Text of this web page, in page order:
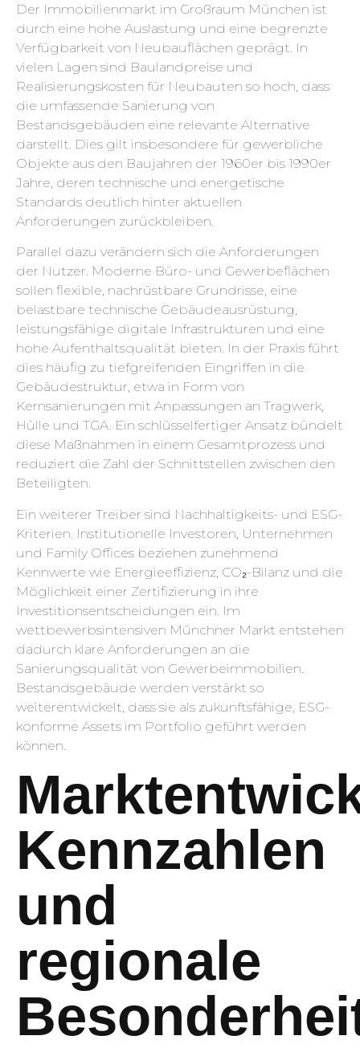
Der Immobilienmarkt im Großraum München ist
durch eine hohe Auslastung und eine begrenzte
Verfügbarkeit von Neubauflächen geprägt. In
vielen Lagen sind Baulandpreise und
Realisierungskosten für Neubauten so hoch, dass
die umfassende Sanierung von
Bestandsgebäuden eine relevante Alternative
darstellt. Dies gilt insbesondere für gewerbliche
Objekte aus den Baujahren der 1960er bis 1990er
Jahre, deren technische und energetische
Standards deutlich hinter aktuellen
Anforderungen zurückbleiben.
Parallel dazu verändern sich die Anforderungen
der Nutzer. Moderne Büro- und Gewerbeflächen
sollen flexible, nachrüstbare Grundrisse, eine
belastbare technische Gebäudeausrüstung,
leistungsfähige digitale Infrastrukturen und eine
hohe Aufenthaltsqualität bieten. In der Praxis führt
dies häufig zu tiefgreifenden Eingriffen in die
Gebäudestruktur, etwa in Form von
Kernsanierungen mit Anpassungen an Tragwerk,
Hülle und TGA. Ein schlüsselfertiger Ansatz bündelt
diese Maßnahmen in einem Gesamtprozess und
reduziert die Zahl der Schnittstellen zwischen den
Beteiligten.
Ein weiterer Treiber sind Nachhaltigkeits- und ESG-
Kriterien. Institutionelle Investoren, Unternehmen
und Family Offices beziehen zunehmend
Kennwerte wie Energieeffizienz, CO₂-Bilanz und die
Möglichkeit einer Zertifizierung in ihre
Investitionsentscheidungen ein. Im
wettbewerbsintensiven Münchner Markt entstehen
dadurch klare Anforderungen an die
Sanierungsqualität von Gewerbeimmobilien.
Bestandsgebäude werden verstärkt so
weiterentwickelt, dass sie als zukunftsfähige, ESG-
konforme Assets im Portfolio geführt werden
können.
Kennzahlen
und
regionale